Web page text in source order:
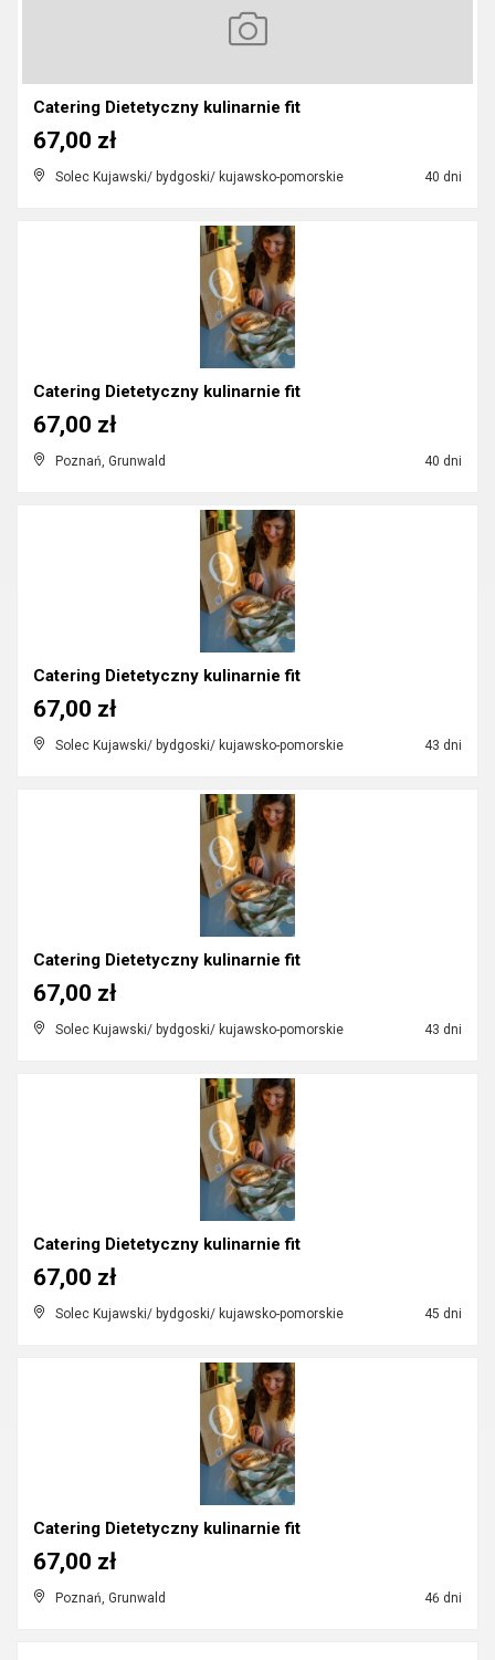
Catering Dietetyczny kulinarnie fit
Solec Kujawski/ bydgoski/ kujawsko-pomorskie 40 dni
67,00 zł
Catering Dietetyczny kulinarnie fit
Poznań, Grunwald 40 dni
67,00 zł
Catering Dietetyczny kulinarnie fit
Solec Kujawski/ bydgoski/ kujawsko-pomorskie 43 dni
67,00 zł
Catering Dietetyczny kulinarnie fit
Solec Kujawski/ bydgoski/ kujawsko-pomorskie 43 dni
67,00 zł
Catering Dietetyczny kulinarnie fit
Solec Kujawski/ bydgoski/ kujawsko-pomorskie 45 dni
67,00 zł
Catering Dietetyczny kulinarnie fit
Poznań, Grunwald 46 dni
67,00 zł